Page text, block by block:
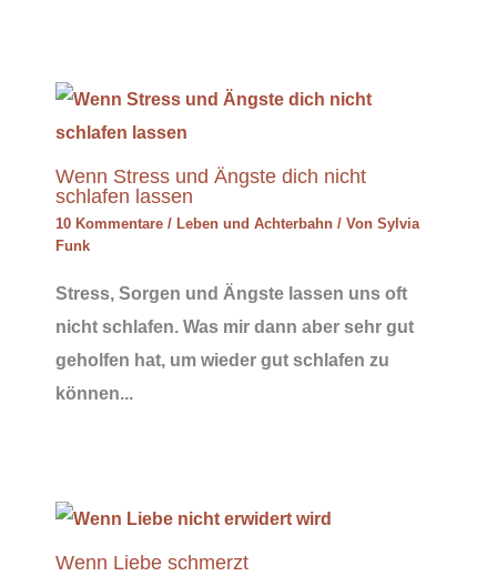
Wenn Stress und Ängste dich nicht
schlafen lassen
10 Kommentare / Leben und Achterbahn/ Von Sylvia
Funk
Stress, Sorgen und Ängste lassen uns oft
nicht schlafen. Was mir dann aber sehr gut
geholfen hat, um wieder gut schlafen zu
können...
Wenn Liebe schmerzt